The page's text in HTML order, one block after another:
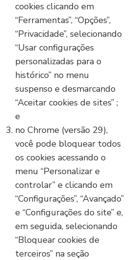
cookies clicando em
“Ferramentas”, “Opções”,
“Privacidade”, selecionando
“Usar configurações
personalizadas para o
histórico” no menu
suspenso e desmarcando
“Aceitar cookies de sites” ;
e
no Chrome (versão 29),
você pode bloquear todos
os cookies acessando o
menu “Personalizar e
controlar” e clicando em
“Configurações”, “Avançado”
e “Configurações do site” e,
em seguida, selecionando
“Bloquear cookies de
terceiros” na seção